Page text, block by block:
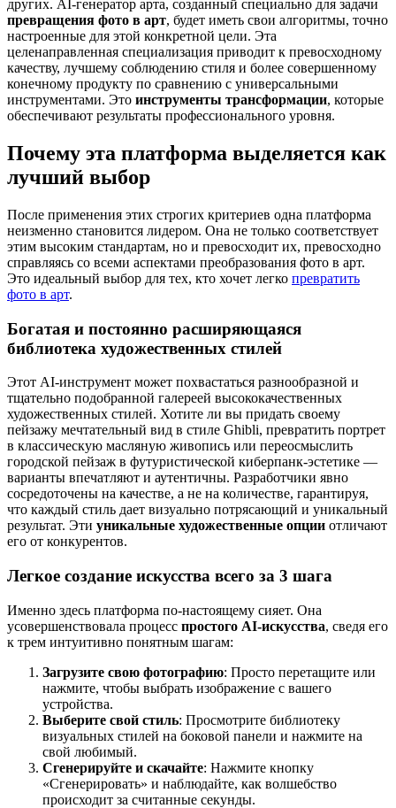
других. AI-генератор арта, созданный специально для задачи
превращения фото в арт, будет иметь свои алгоритмы, точно
настроенные для этой конкретной цели. Эта
целенаправленная специализация приводит к превосходному
качеству, лучшему соблюдению стиля и более совершенному
конечному продукту по сравнению с универсальными
инструментами. Это инструменты трансформации, которые
обеспечивают результаты профессионального уровня.
Почему эта платформа выделяется как
лучший выбор
После применения этих строгих критериев одна платформа
неизменно становится лидером. Она не только соответствует
этим высоким стандартам, но и превосходит их, превосходно
справляясь со всеми аспектами преобразования фото в арт.
Это идеальный выбор для тех, кто хочет легко превратить
фото в арт.
Богатая и постоянно расширяющаяся
библиотека художественных стилей
Этот AI-инструмент может похвастаться разнообразной и
тщательно подобранной галереей высококачественных
художественных стилей. Хотите ли вы придать своему
пейзажу мечтательный вид в стиле Ghibli, превратить портрет
в классическую масляную живопись или переосмыслить
городской пейзаж в футуристической киберпанк-эстетике —
варианты впечатляют и аутентичны. Разработчики явно
сосредоточены на качестве, а не на количестве, гарантируя,
что каждый стиль дает визуально потрясающий и уникальный
результат. Эти уникальные художественные опции отличают
его от конкурентов.
Легкое создание искусства всего за 3 шага
Именно здесь платформа по-настоящему сияет. Она
усовершенствовала процесс простого AI-искусства, сведя его
к трем интуитивно понятным шагам:
Загрузите свою фотографию: Просто перетащите или
нажмите, чтобы выбрать изображение с вашего
устройства.
Выберите свой стиль: Просмотрите библиотеку
визуальных стилей на боковой панели и нажмите на
свой любимый.
Сгенерируйте и скачайте: Нажмите кнопку
«Сгенерировать» и наблюдайте, как волшебство
происходит за считанные секунды.